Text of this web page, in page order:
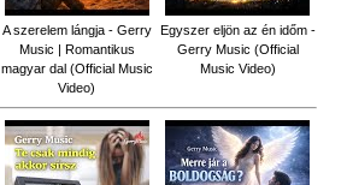
A szerelem lángja - Gerry
Music | Romantikus
magyar dal (Official Music
Video)
Egyszer eljön az én időm -
Gerry Music (Official
Music Video)